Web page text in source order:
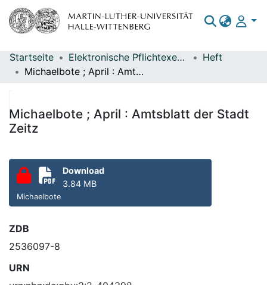
Bereiche & Sammlungen
Statistiken
Startseite Elektronische Pflichtexemplare
Heft
Michaelbote ; April : Amtsblatt der Stadt Zeitz
Michaelbote ; April : Amtsblatt der Stadt
Zeitz
Download
3.84 MB
Michaelbote
ZDB
2536097-8
URN